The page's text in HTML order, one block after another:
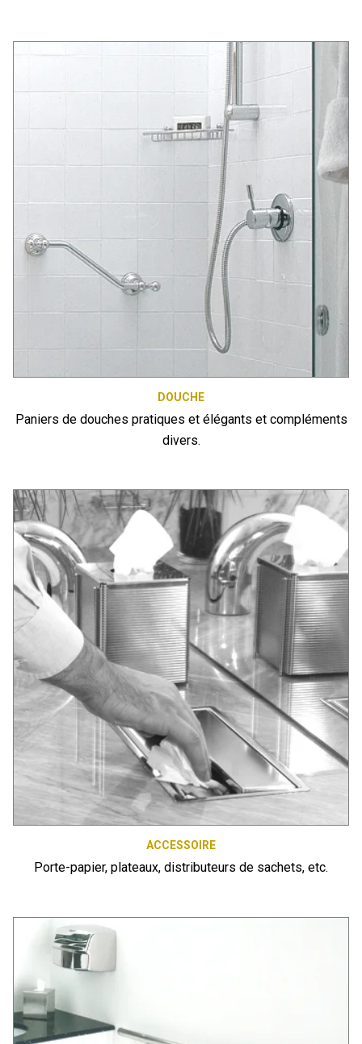
DOUCHE
Paniers de douches pratiques et élégants et compléments
divers.
ACCESSOIRE
Porte-papier, plateaux, distributeurs de sachets, etc.